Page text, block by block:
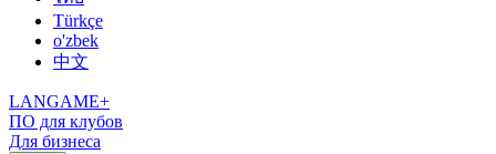
Türkçe
o'zbek
中文
LANGAME+
ПО для клубов
Для бизнеса